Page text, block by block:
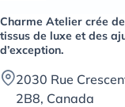
Charme Atelier crée
tissus de luxe et des
d’exception.
2030 Rue
2B8, Canada